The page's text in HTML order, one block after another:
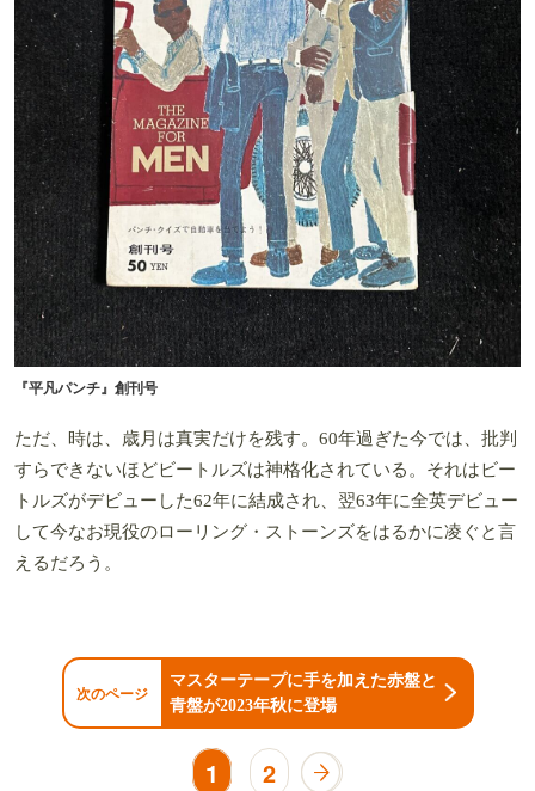
『平凡パンチ』創刊号
ただ、時は、歳月は真実だけを残す。60年過ぎた今では、批判
すらできないほどビートルズは神格化されている。それはビー
トルズがデビューした62年に結成され、翌63年に全英デビュー
して今なお現役のローリング・ストーンズをはるかに凌ぐと言
えるだろう。
次のページ
マスターテープに手を加えた赤盤と
青盤が2023年秋に登場
1 2